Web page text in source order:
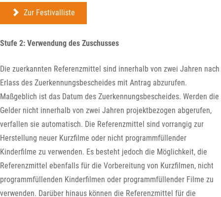
Zur Festivalliste
Stufe 2: Verwendung des Zuschusses
Die zuerkannten Referenzmittel sind innerhalb von zwei Jahren nach
Erlass des Zuerkennungsbescheides mit Antrag abzurufen.
Maßgeblich ist das Datum des Zuerkennungsbescheides. Werden die
Gelder nicht innerhalb von zwei Jahren projektbezogen abgerufen,
verfallen sie automatisch. Die Referenzmittel sind vorrangig zur
Herstellung neuer Kurzfilme oder nicht programmfüllender
Kinderfilme zu verwenden. Es besteht jedoch die Möglichkeit, die
Referenzmittel ebenfalls für die Vorbereitung von Kurzfilmen, nicht
programmfüllenden Kinderfilmen oder programmfüllender Filme zu
verwenden. Darüber hinaus können die Referenzmittel für die